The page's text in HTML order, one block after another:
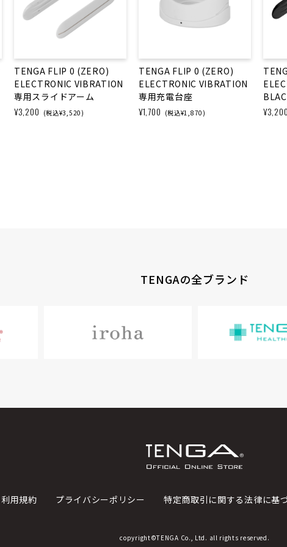
TENGA FLIP 0 (ZERO)
ELECTRONIC VIBRATION
専用スライドアーム
¥3,200 (税込¥3,520)
TENGA FLIP 0 (ZERO)
ELECTRONIC VIBRATION
専用充電台座
¥1,700 (税込¥1,870) ¥3,200
TENGAの全ブランド
利用規約 プライバシーポリシー 特定商取引に関する法律に基
copyright©TENGA Co., Ltd. all rights reserved.